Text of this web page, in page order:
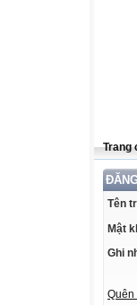
Trang
Tên
Mật
Ghi
Quên